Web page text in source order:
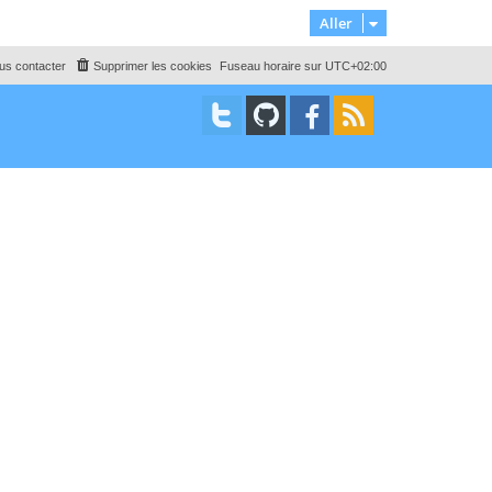
Aller
Fuseau horaire sur UTC+02:00
Supprimer les cookies
contacter